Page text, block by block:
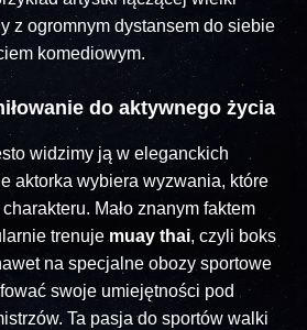
z ogromnym dystansem do siebie
komediowym.
do aktywnego życia
widzimy ją w eleganckich
aktorka wybiera wyzwania, które
Mało znanym faktem
trenujemuay thai, czyli boks
na specjalne obozy sportowe
swoje umiejętności pod
Ta pasja do sportów walki